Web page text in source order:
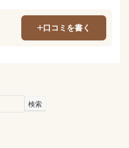
口コミを書く
検索